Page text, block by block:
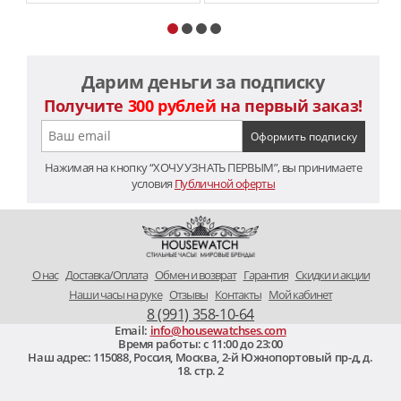
Дарим деньги за подписку
Получите 300 рублей на первый заказ!
Нажимая на кнопку “ХОЧУ УЗНАТЬ ПЕРВЫМ”, вы принимаете
условия Публичной оферты
O нас Доставка/Оплата Обмен и возврат Гарантия Скидки и акции
Наши часы на руке Отзывы Контакты Мой кабинет
8 (991) 358-10-64
Email: info@housewatchses.com
Время работы: c 11:00 до 23:00
Наш адрес: 115088, Россия, Москва 2-й Южнопортовый пр-д, д.
18. стр. 2